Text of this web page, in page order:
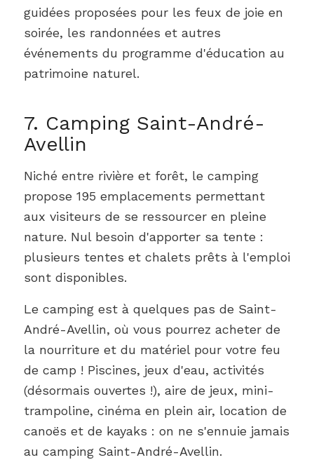
guidées proposées pour les feux de joie en
soirée, les randonnées et autres
événements du programme d'éducation au
patrimoine naturel.
7. Camping Saint-André-
Avellin
Niché entre rivière et forêt, le camping
propose 195 emplacements permettant
aux visiteurs de se ressourcer en pleine
nature. Nul besoin d'apporter sa tente :
plusieurs tentes et chalets prêts à l'emploi
sont disponibles.
Le camping est à quelques pas de Saint-
André-Avellin, où vous pourrez acheter de
la nourriture et du matériel pour votre feu
de camp ! Piscines, jeux d'eau, activités
(désormais ouvertes !), aire de jeux, mini-
trampoline, cinéma en plein air, location de
canoës et de kayaks : on ne s'ennuie jamais
au camping Saint-André-Avellin.